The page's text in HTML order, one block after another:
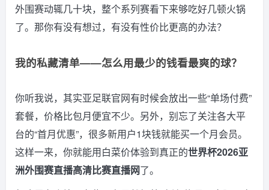
外围赛动辄几十块，整个系列赛看下来够吃好几顿火锅
了。那你有没有想过，有没有性价比更高的办法？
我的私藏清单——怎么用最少的钱看最爽的球？
你听我说，其实亚足联官网有时候会放出一些“单场付费”
套餐，价格比包月便宜不少。另外，别忘了关注各大平
台的“首月优惠”，很多新用户1块钱就能买一个月会员。
这样一来，你就能用白菜价体验到真正的世界杯2026亚
洲外围赛直播高清比赛直播网了。